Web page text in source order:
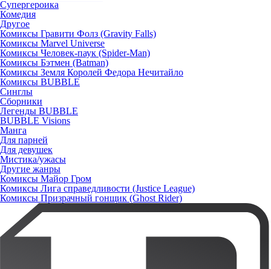
Супергероика
Комедия
Другое
Комиксы Гравити Фолз (Gravity Falls)
Комиксы Marvel Universe
Комиксы Человек-паук (Spider-Man)
Комиксы Бэтмен (Batman)
Комиксы Земля Королей Федора Нечитайло
Комиксы BUBBLE
Синглы
Сборники
Легенды BUBBLE
BUBBLE Visions
Манга
Для парней
Для девушек
Мистика/ужасы
Другие жанры
Комиксы Майор Гром
Комиксы Лига справедливости (Justice League)
Комиксы Призрачный гонщик (Ghost Rider)